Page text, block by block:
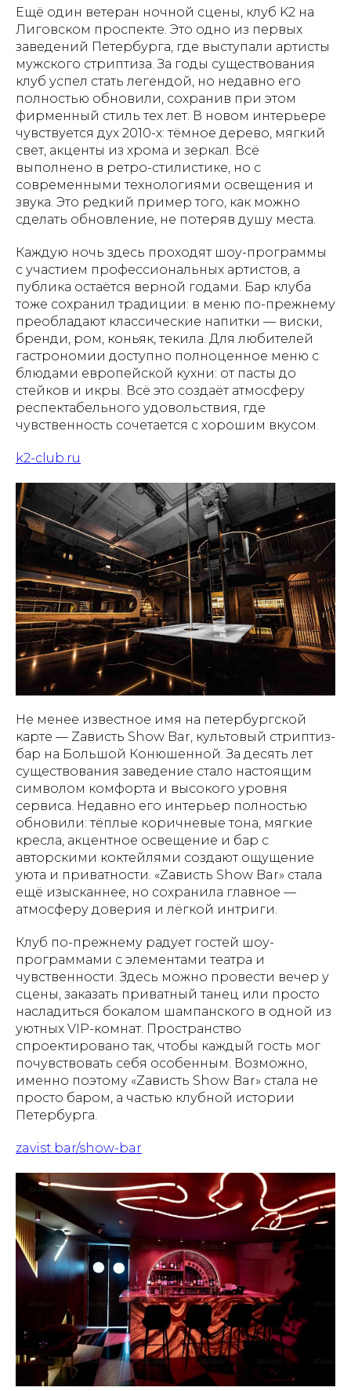
Ещё один ветеран ночной сцены, клуб K2 на
Лиговском проспекте. Это одно из первых
заведений Петербурга, где выступали артисты
мужского стриптиза. За годы существования
клуб успел стать легендой, но недавно его
полностью обновили, сохранив при этом
фирменный стиль тех лет. В новом интерьере
чувствуется дух 2010-х: тёмное дерево, мягкий
свет, акценты из хрома и зеркал. Всё
выполнено в ретро-стилистике, но с
современными технологиями освещения и
звука. Это редкий пример того, как можно
сделать обновление, не потеряв душу места.
Каждую ночь здесь проходят шоу-программы
с участием профессиональных артистов, а
публика остаётся верной годами. Бар клуба
тоже сохранил традиции: в меню по-прежнему
преобладают классические напитки — виски,
бренди, ром, коньяк, текила. Для любителей
гастрономии доступно полноценное меню с
блюдами европейской кухни: от пасты до
стейков и икры. Всё это создаёт атмосферу
респектабельного удовольствия, где
чувственность сочетается с хорошим вкусом.
k2-club.ru
Не менее известное имя на петербургской
карте — Zависть Show Bar, культовый стриптиз-
бар на Большой Конюшенной. За десять лет
существования заведение стало настоящим
символом комфорта и высокого уровня
сервиса. Недавно его интерьер полностью
обновили: тёплые коричневые тона, мягкие
кресла, акцентное освещение и бар с
авторскими коктейлями создают ощущение
уюта и приватности. «Zависть Show Bar» стала
ещё изысканнее, но сохранила главное —
атмосферу доверия и лёгкой интриги.
Клуб по-прежнему радует гостей шоу-
программами с элементами театра и
чувственности. Здесь можно провести вечер у
сцены, заказать приватный танец или просто
насладиться бокалом шампанского в одной из
уютных VIP-комнат. Пространство
спроектировано так, чтобы каждый гость мог
почувствовать себя особенным. Возможно,
именно поэтому «Zависть Show Bar» стала не
просто баром, а частью клубной истории
Петербурга.
zavist.bar/show-bar